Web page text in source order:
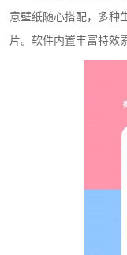
意壁纸随心搭配，多种
片。软件内置丰富特效